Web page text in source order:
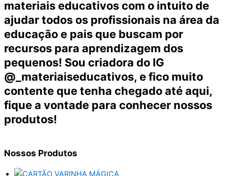
materiais educativos com o intuito de
ajudar todos os profissionais na área da
educação e pais que buscam por
recursos para aprendizagem dos
pequenos! Sou criadora do IG
@_materiaiseducativos, e fico muito
contente que tenha chegado até aqui,
fique a vontade para conhecer nossos
produtos!
Nossos Produtos